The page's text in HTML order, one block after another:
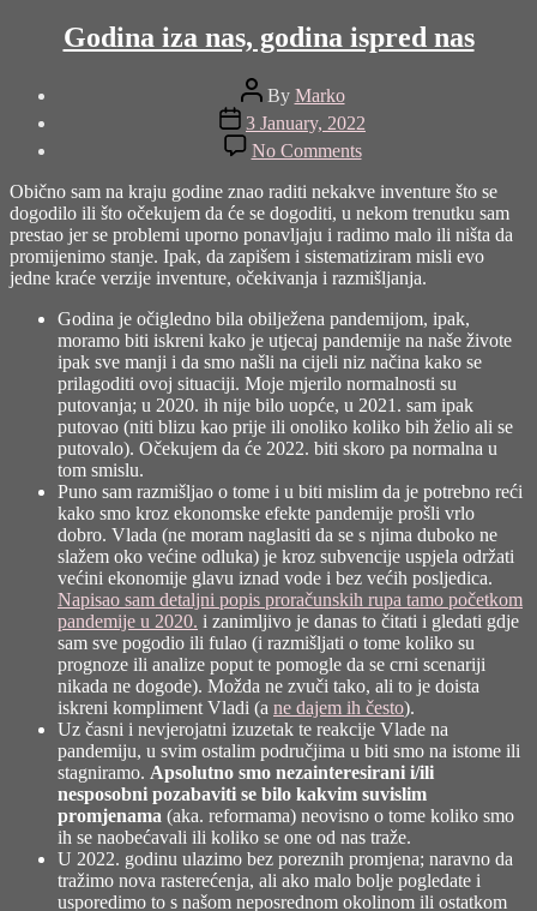
Godina iza nas, godina ispred nas
Post
author
By Marko
Post
date
3 January, 2022
No Commentson
Godina
iza
nas,
godina
ispred
nas
Obično sam na kraju godine znao raditi nekakve inventure što se
dogodilo ili što očekujem da će se dogoditi, u nekom trenutku sam
prestao jer se problemi uporno ponavljaju i radimo malo ili ništa da
promijenimo stanje. Ipak, da zapišem i sistematiziram misli evo
jedne kraće verzije inventure, očekivanja i razmišljanja.
Godina je očigledno bila obilježena pandemijom, ipak,
moramo biti iskreni kako je utjecaj pandemije na naše živote
ipak sve manji i da smo našli na cijeli niz načina kako se
prilagoditi ovoj situaciji. Moje mjerilo normalnosti su
putovanja; u 2020. ih nije bilo uopće, u 2021. sam ipak
putovao (niti blizu kao prije ili onoliko koliko bih želio ali se
putovalo). Očekujem da će 2022. biti skoro pa normalna u
tom smislu.
Puno sam razmišljao o tome i u biti mislim da je potrebno reći
kako smo kroz ekonomske efekte pandemije prošli vrlo
dobro. Vlada (ne moram naglasiti da se s njima duboko ne
slažem oko većine odluka) je kroz subvencije uspjela održati
većini ekonomije glavu iznad vode i bez većih posljedica.
Napisao sam detaljni popis proračunskih rupa tamo početkom
pandemije u 2020. i zanimljivo je danas to čitati i gledati gdje
sam sve pogodio ili fulao (i razmišljati o tome koliko su
prognoze ili analize poput te pomogle da se crni scenariji
nikada ne dogode). Možda ne zvuči tako, ali to je doista
iskreni kompliment Vladi (a ne dajem ih često).
Uz časni i nevjerojatni izuzetak te reakcije Vlade na
pandemiju, u svim ostalim područjima u biti smo na istome ili
stagniramo. Apsolutno smo nezainteresirani i/ili
nesposobni pozabaviti se bilo kakvim suvislim
promjenama (aka. reformama) neovisno o tome koliko smo
ih se naobećavali ili koliko se one od nas traže.
U 2022. godinu ulazimo bez poreznih promjena; naravno da
tražimo nova rasterećenja, ali ako malo bolje pogledate i
usporedimo to s našom neposrednom okolinom ili ostatkom